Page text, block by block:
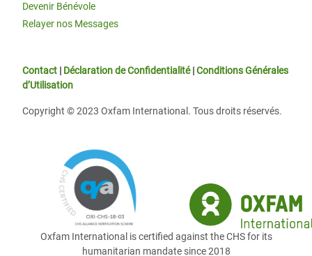
Devenir Bénévole
Relayer nos Messages
Contact | Déclaration de Confidentialité|Conditions Générales
d’Utilisation
Copyright © 2023 Oxfam International. Tous droits réservés.
Oxfam International is certified against the CHS for its
humanitarian mandate since 2018